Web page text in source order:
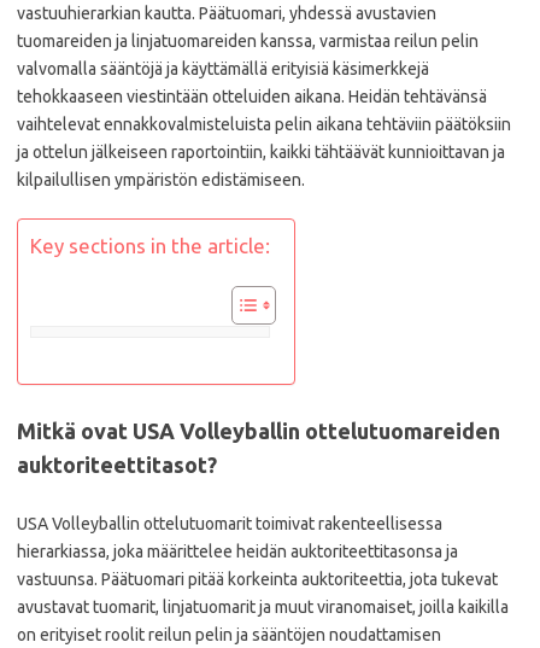
vastuuhierarkian kautta. Päätuomari, yhdessä avustavien
tuomareiden ja linjatuomareiden kanssa, varmistaa reilun pelin
valvomalla sääntöjä ja käyttämällä erityisiä käsimerkkejä
tehokkaaseen viestintään otteluiden aikana. Heidän tehtävänsä
vaihtelevat ennakkovalmisteluista pelin aikana tehtäviin päätöksiin
ja ottelun jälkeiseen raportointiin, kaikki tähtäävät kunnioittavan ja
kilpailullisen ympäristön edistämiseen.
Key sections in the article:
Mitkä ovat USA Volleyballin ottelutuomareiden
auktoriteettitasot?
USA Volleyballin ottelutuomarit toimivat rakenteellisessa
hierarkiassa, joka määrittelee heidän auktoriteettitasonsa ja
vastuunsa. Päätuomari pitää korkeinta auktoriteettia, jota tukevat
avustavat tuomarit, linjatuomarit ja muut viranomaiset, joilla kaikilla
on erityiset roolit reilun pelin ja sääntöjen noudattamisen